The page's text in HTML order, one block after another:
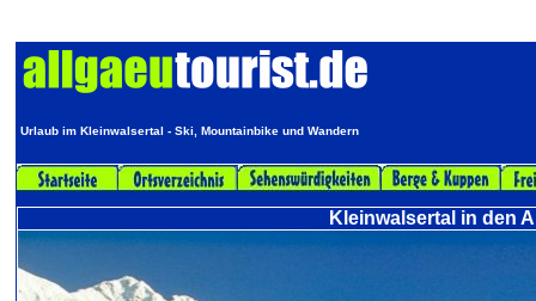
Urlaub im Kleinwalsertal - Ski, Mountainbike und Wandern
Kleinwalsertal in den